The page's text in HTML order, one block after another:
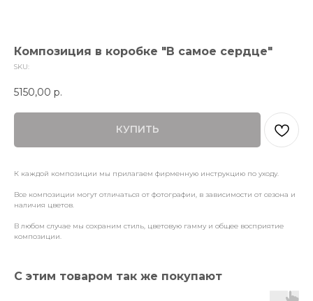
Композиция в коробке "В самое сердце"
SKU:
5150,00 р.
КУПИТЬ
К каждой композиции мы прилагаем фирменную инструкцию по уходу.
Все композиции могут отличаться от фотографии, в зависимости от сезона и
наличия цветов.
В любом случае мы сохраним стиль, цветовую гамму и общее восприятие
композиции.
С этим товаром так же покупают